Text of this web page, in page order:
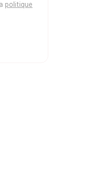
politique